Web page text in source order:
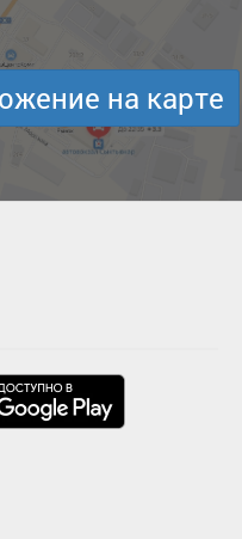
на карте